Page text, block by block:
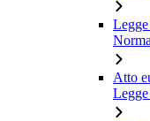
Legge
Atto